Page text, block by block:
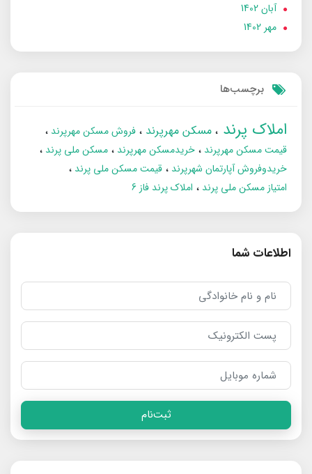
آبان 1402
مهر 1402
برچسب‌ها
املاک پرند مسکن مهرپرند
فروش مسکن مهرپرند
قیمت مسکن مهرپرند
خریدمسکن مهرپرند
مسکن ملی پرند
خریدوفروش آپارتمان شهرپرند
قیمت مسکن ملی پرند
امتیاز مسکن ملی پرند
املاک پرند فاز 6
اطلاعات شما
ثبت‌نام